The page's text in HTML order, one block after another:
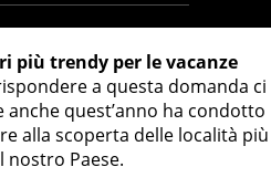
più trendy per le vacanze
a questa domanda ci
anche quest’anno ha condotto
alla scoperta delle località più
nostro Paese.